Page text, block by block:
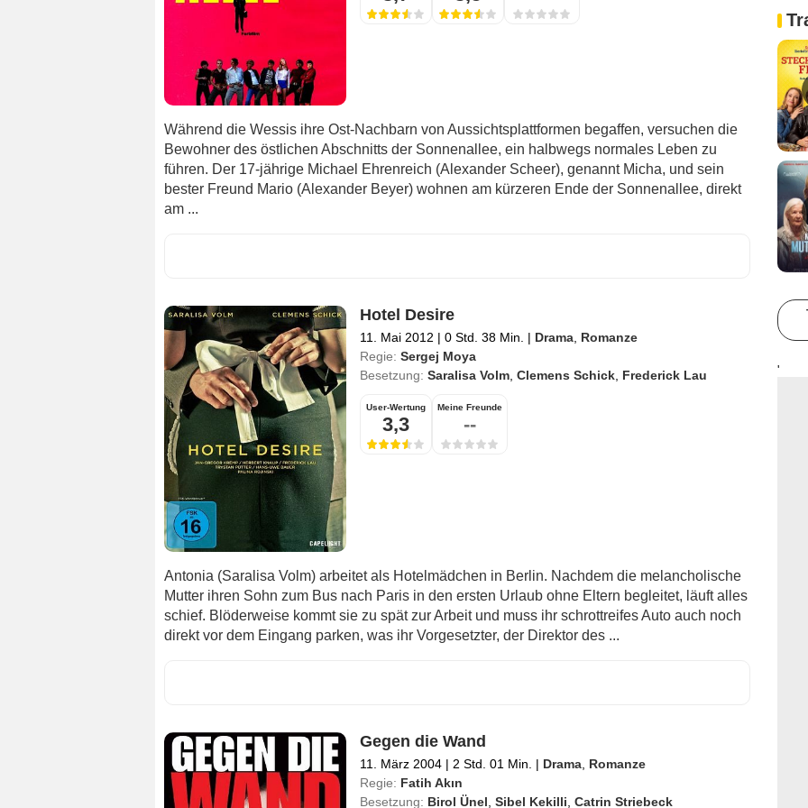
Während die Wessis ihre Ost-Nachbarn von Aussichtsplattformen begaffen, versuchen die
Bewohner des östlichen Abschnitts der Sonnenallee, ein halbwegs normales Leben zu
führen. Der 17-jährige Michael Ehrenreich (Alexander Scheer), genannt Micha, und sein
bester Freund Mario (Alexander Beyer) wohnen am kürzeren Ende der Sonnenallee, direkt
am ...
Hotel Desire
11. Mai 2012 | 0 Std. 38 Min. | Drama, Romanze
Regie: Sergej Moya
Besetzung: Saralisa Volm, Clemens Schick, Frederick Lau
User-Wertung
3,3
Meine Freunde
--
Antonia (Saralisa Volm) arbeitet als Hotelmädchen in Berlin. Nachdem die melancholische
Mutter ihren Sohn zum Bus nach Paris in den ersten Urlaub ohne Eltern begleitet, läuft alles
schief. Blöderweise kommt sie zu spät zur Arbeit und muss ihr schrottreifes Auto auch noch
direkt vor dem Eingang parken, was ihr Vorgesetzter, der Direktor des ...
Gegen die Wand
11. März 2004 | 2 Std. 01 Min. | Drama, Romanze
Regie: Fatih Akın
Besetzung: Birol Ünel Sibel Kekilli Catrin Striebeck
'